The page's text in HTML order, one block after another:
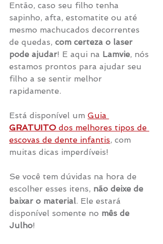
Então, caso seu filho tenha
sapinho, afta, estomatite ou até
mesmo machucados decorrentes
de quedas, com certeza o laser
pode ajudar! E aqui na Lamvie, nós
estamos prontos para ajudar seu
filho a se sentir melhor
rapidamente.
Está disponível um Guia
GRATUITO dos melhores tipos de
escovas de dente infantis, com
muitas dicas imperdíveis!
Se você tem dúvidas na hora de
escolher esses itens, não deixe de
baixar o material. Ele estará
disponível somente no mês de
Julho!